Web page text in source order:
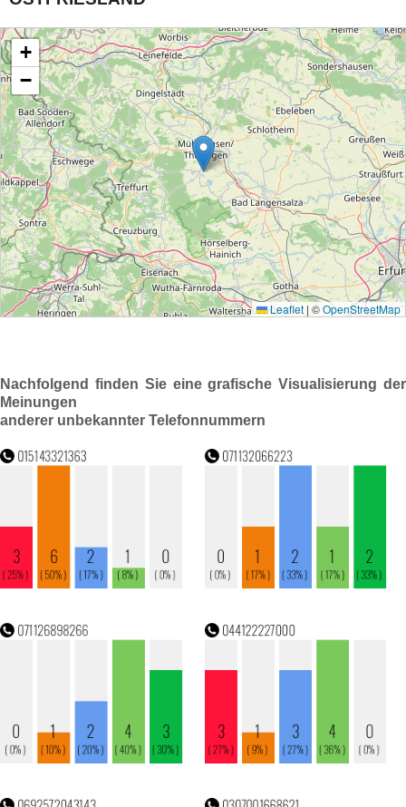
Nachfolgend finden Sie eine grafische Visualisierung der
Meinungen
anderer unbekannter Telefonnummern